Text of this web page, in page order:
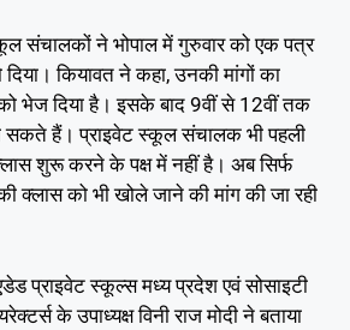
संचालकों ने भोपाल में गुरुवार को एक पत्र
कियावत ने कहा, उनकी मांगों का
भेज दिया है। इसके बाद 9वीं से 12वीं तक
हैं। प्राइवेट स्कूल संचालक भी पहली
शुरू करने के पक्ष में नहीं है। अब सिर्फ
क्लास को भी खोले जाने की मांग की जा रही
प्राइवेट स्कूल्स मध्य प्रदेश एवं सोसाइटी
के उपाध्यक्ष विनी राज मोदी ने बताया